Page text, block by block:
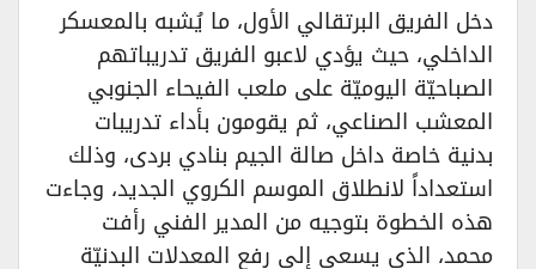
دخل الفريق البرتقالي الأول، ما يُشبه بالمعسكر
الداخلي، حيث يؤدي لاعبو الفريق تدريباتهم
الصباحيّة اليوميّة على ملعب الفيحاء الجنوبي
المعشب الصناعي، ثم يقومون بأداء تدريبات
بدنية خاصة داخل صالة الجيم بنادي بردى، وذلك
استعداداً لانطلاق الموسم الكروي الجديد، وجاءت
هذه الخطوة بتوجيه من المدير الفني رأفت
محمد، الذي يسعى إلى رفع المعدلات البدنيّة